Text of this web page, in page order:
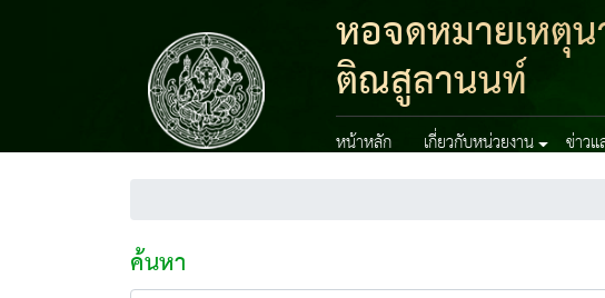
หอจดหมายเหตุ
ติณสูลานนท์
หน้าหลัก เกี่ยวกับหน่วยงาน ข่าว
ค้นหา